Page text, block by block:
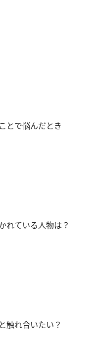
とで悩んだとき
れている人物は？
触れ合いたい？